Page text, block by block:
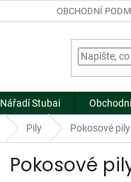
OBCHODNÍ
Nářadí Stubai
Pily Pokosové
Pokosové